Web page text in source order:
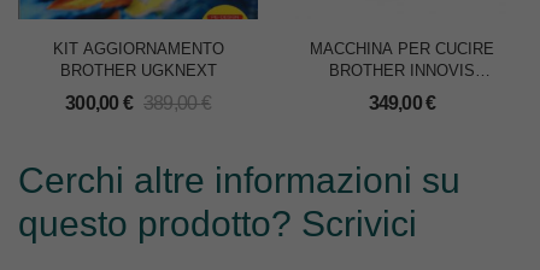
KIT AGGIORNAMENTO
BROTHER UGKNEXT
300,00 € 389,00€
MACCHINA PER CUCIRE
BROTHER INNOVIS
NV10AM1
349,00€
Cerchi altre informazioni su
questo prodotto? Scrivici